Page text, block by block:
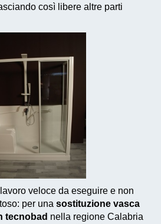
così libere altre parti
lavoro veloce da eseguire e non
: per una sostituzione vasca
tecnobad nella regione Calabria